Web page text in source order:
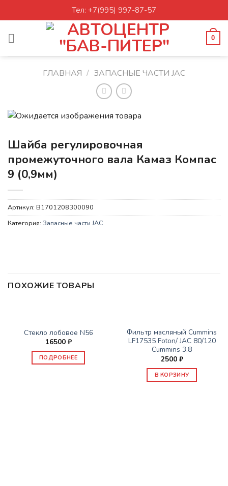
to
Тел: +7(995) 997-87-57
0
ГЛАВНАЯ / ЗАПАСНЫЕ ЧАСТИ JAC
Шайба регулировочная
промежуточного вала Камаз Компас
9 (0,9мм)
Артикул: B1701208300090
Категория: Запасные части JAC
ПОХОЖИЕ ТОВАРЫ
Стекло лобовое N56
16500 ₽
ПОДРОБНЕЕ
Фильтр масляный Cummins
LF17535 Foton/ JAC 80/120
Cummins 3.8
2500 ₽
В КОРЗИНУ